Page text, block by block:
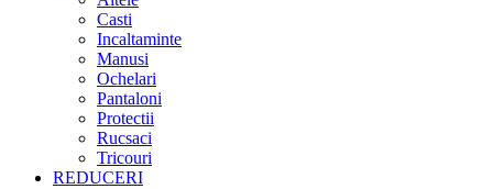
Casti
Incaltaminte
Manusi
Ochelari
Pantaloni
Protectii
Rucsaci
Tricouri
REDUCERI